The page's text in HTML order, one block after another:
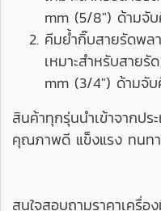
mm (5/8") ด้ามจับ
คีมย้ำกิ๊บสายรัดพล
เหมาะสำหรับสายรั
mm (3/4") ด้ามจับ
สินค้าทุกรุ่นนำเข้าจากป
คุณภาพดี แข็งแรง ทนทา
สนใจสอบถามราคาเครื่อ